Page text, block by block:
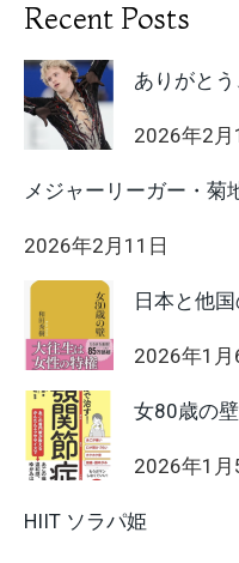
Recent Posts
ありがとう
2026年2月
メジャーリーガー・菊
2026年2月11日
日本と他
2026年1月
女80歳の
2026年1月
HIIT ソラパ姫